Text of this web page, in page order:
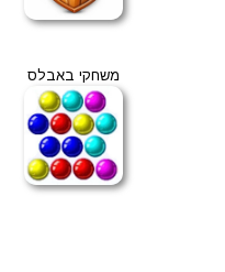
משחקי באבלס